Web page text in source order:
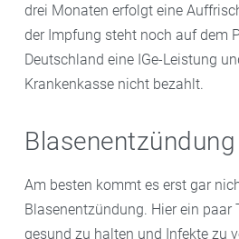
drei Monaten erfolgt eine
der Impfung steht noch auf dem
Deutschland eine IGe-Leistung
Krankenkasse nicht bezahlt.
Am besten kommt es erst gar
Blasenentzündung. Hier ein paar
gesund zu halten und Infekte zu